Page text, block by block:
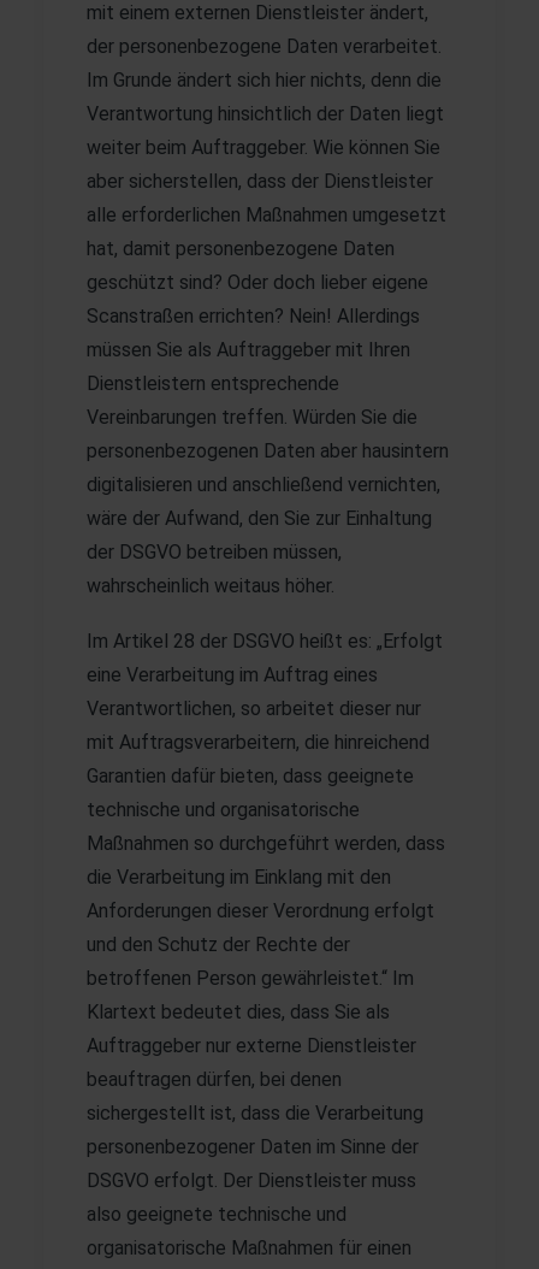
mit einem externen Dienstleister ändert,
der personenbezogene Daten verarbeitet.
Im Grunde ändert sich hier nichts, denn die
Verantwortung hinsichtlich der Daten liegt
weiter beim Auftraggeber. Wie können Sie
aber sicherstellen, dass der Dienstleister
alle erforderlichen Maßnahmen umgesetzt
hat, damit personenbezogene Daten
geschützt sind? Oder doch lieber eigene
Scanstraßen errichten? Nein! Allerdings
müssen Sie als Auftraggeber mit Ihren
Dienstleistern entsprechende
Vereinbarungen treffen. Würden Sie die
personenbezogenen Daten aber hausintern
digitalisieren und anschließend vernichten,
wäre der Aufwand, den Sie zur Einhaltung
der DSGVO betreiben müssen,
wahrscheinlich weitaus höher.
Im Artikel 28 der DSGVO heißt es: „Erfolgt
eine Verarbeitung im Auftrag eines
Verantwortlichen, so arbeitet dieser nur
mit Auftragsverarbeitern, die hinreichend
Garantien dafür bieten, dass geeignete
technische und organisatorische
Maßnahmen so durchgeführt werden, dass
die Verarbeitung im Einklang mit den
Anforderungen dieser Verordnung erfolgt
und den Schutz der Rechte der
betroffenen Person gewährleistet.“ Im
Klartext bedeutet dies, dass Sie als
Auftraggeber nur externe Dienstleister
beauftragen dürfen, bei denen
sichergestellt ist, dass die Verarbeitung
personenbezogener Daten im Sinne der
DSGVO erfolgt. Der Dienstleister muss
also geeignete technische und
organisatorische Maßnahmen für einen